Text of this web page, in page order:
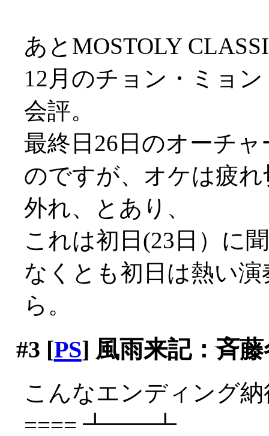
あとMOSTOLY
12月のチョン・ミョ
会評。
最終日26日のオーチ
のですが、オケは疲
外れ、とあり、
これは初日(23日）に
なくとも初日は熱い
ら。
#3 [PS] 風雨来記：斉
こんなエンディング
==== ┻━━┻